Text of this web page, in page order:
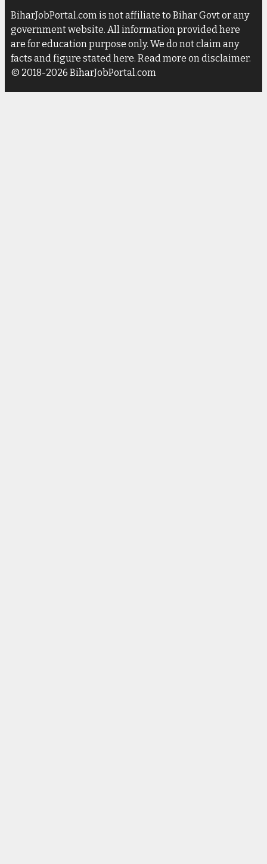
BiharJobPortal.com is not affiliate to Bihar Govt or any
government website. All information provided here
are for education purpose only. We do not claim any
facts and figure stated here. Read more on disclaimer.
© 2018-2026 BiharJobPortal.com